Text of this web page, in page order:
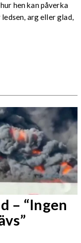
hen kan påverka
arg eller glad,
– “Ingen